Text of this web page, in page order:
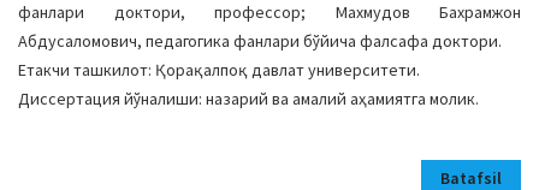
фанлари доктори, профессор; Махмудов Бахрамжон
Абдусаломович, педагогика фанлари бўйича фалсафа доктори.
Етакчи ташкилот: Қорақалпоқ давлат университети.
Диссертация йўналиши: назарий ва амалий аҳамиятга молик.
Batafsil